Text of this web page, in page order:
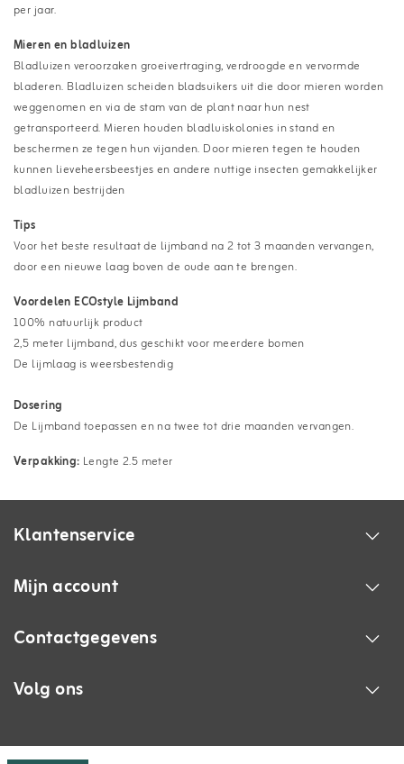
per jaar.
Mieren en bladluizen
Bladluizen veroorzaken groeivertraging, verdroogde en vervormde
bladeren. Bladluizen scheiden bladsuikers uit die door mieren worden
weggenomen en via de stam van de plant naar hun nest
getransporteerd. Mieren houden bladluiskolonies in stand en
beschermen ze tegen hun vijanden. Door mieren tegen te houden
kunnen lieveheersbeestjes en andere nuttige insecten gemakkelijker
bladluizen bestrijden
Tips
Voor het beste resultaat de lijmband na 2 tot 3 maanden vervangen,
door een nieuwe laag boven de oude aan te brengen.
Voordelen ECOstyle Lijmband
100% natuurlijk product
2,5 meter lijmband, dus geschikt voor meerdere bomen
De lijmlaag is weersbestendig
Dosering
De Lijmband toepassen en na twee tot drie maanden vervangen.
Verpakking: Lengte 2.5 meter
Klantenservice
Mijn account
Contactgegevens
Volg ons